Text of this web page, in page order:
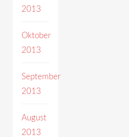
2013
Oktober
2013
September
2013
August
2013